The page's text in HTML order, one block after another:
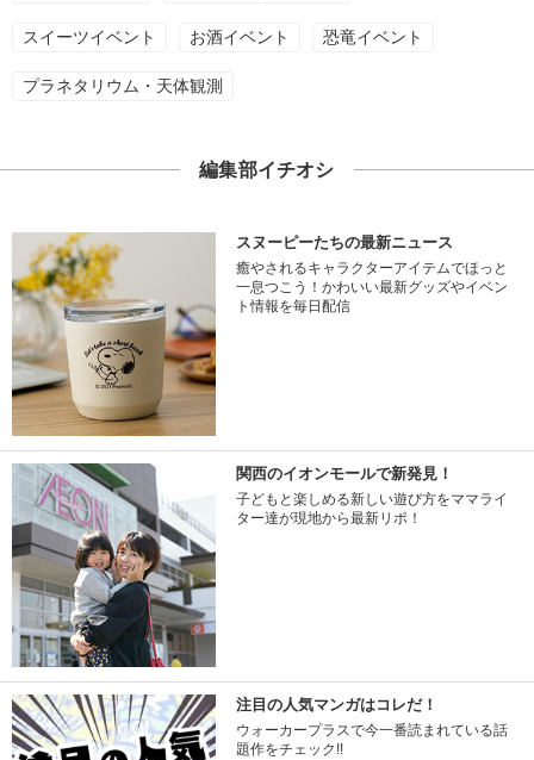
スイーツイベント お酒イベント 恐竜イベント
プラネタリウム・天体観測
編集部イチオシ
スヌーピーたちの最新ニュース
癒やされるキャラクターアイテムでほっと
一息つこう！かわいい最新グッズやイベン
ト情報を毎日配信
関西のイオンモールで新発見！
子どもと楽しめる新しい遊び方をママライ
ター達が現地から最新リポ！
注目の人気マンガはコレだ！
ウォーカープラスで今一番読まれている話
題作をチェック!!